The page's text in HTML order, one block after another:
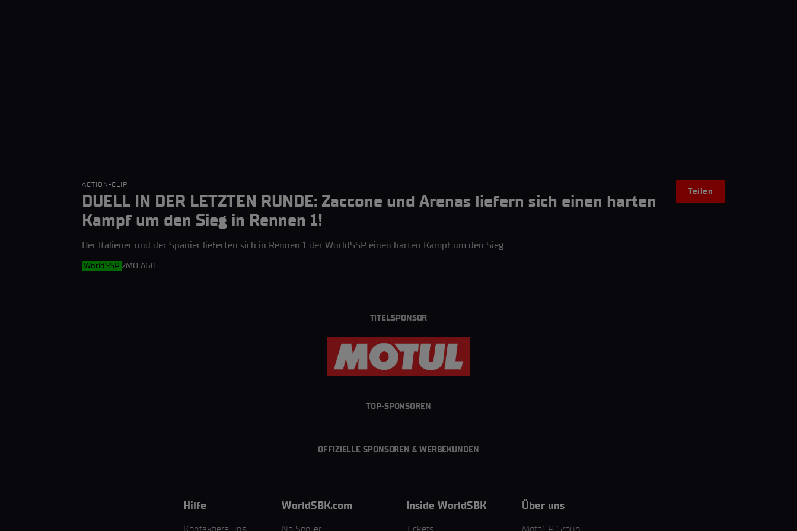
ACTION-CLIP
DUELL IN DER LETZTEN RUNDE: Zaccone und Arenas liefern sich einen harten
Kampf um den Sieg in Rennen 1!
Der Italiener und der Spanier lieferten sich in Rennen 1 der WorldSSP einen harten Kampf um den Sieg
WorldSSP 2MO AGO
Teilen
TITELSPONSOR
TOP-SPONSOREN
OFFIZIELLE SPONSOREN & WERBEKUNDEN
Hilfe WorldSBK.com Inside WorldSBK Über uns